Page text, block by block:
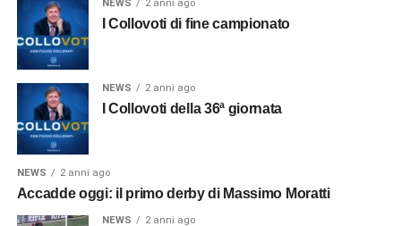
NEWS 2 anni ago
I Collovoti di fine campionato
NEWS 2 anni ago
I Collovoti della 36ª giornata
NEWS 2 anni ago
Accadde oggi: il primo derby di Massimo Moratti
NEWS 2 anni ago